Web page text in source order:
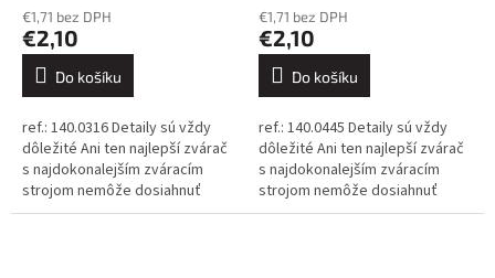
€1,71 bez DPH
€2,10
Do košíku
ref.: 140.0316 Detaily sú vždy
dôležité Ani ten najlepší zvárač
s najdokonalejším zváracím
strojom nemôže dosiahnuť
dokonalé výsledky, ak sa
€1,71 bez DPH
€2,10
Do košíku
ref.: 140.0445 Detaily sú vždy
dôležité Ani ten najlepší zvárač
s najdokonalejším zváracím
strojom nemôže dosiahnuť
dokonalé výsledky, ak sa